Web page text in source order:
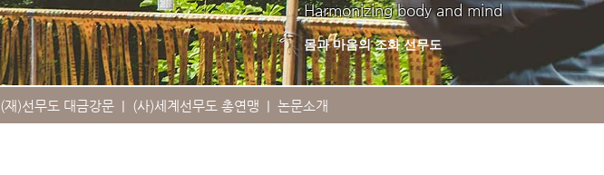
Harmonizing body and mind
몸과 마음의 조화 선무도
(재)선무도 대금강문 | (사)세계선무도 총연맹 | 논문소개